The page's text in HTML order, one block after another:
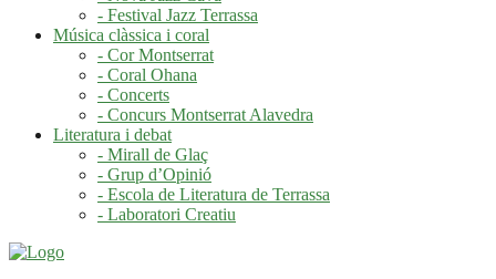
- Festival Jazz Terrassa
Música clàssica i coral
- Cor Montserrat
- Coral Ohana
- Concerts
- Concurs Montserrat Alavedra
Literatura i debat
- Mirall de Glaç
- Grup d’Opinió
- Escola de Literatura de Terrassa
- Laboratori Creatiu